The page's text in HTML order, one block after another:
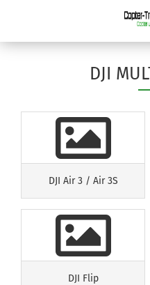
DJI
DJI Air 3 / Air 3S
DJI Flip